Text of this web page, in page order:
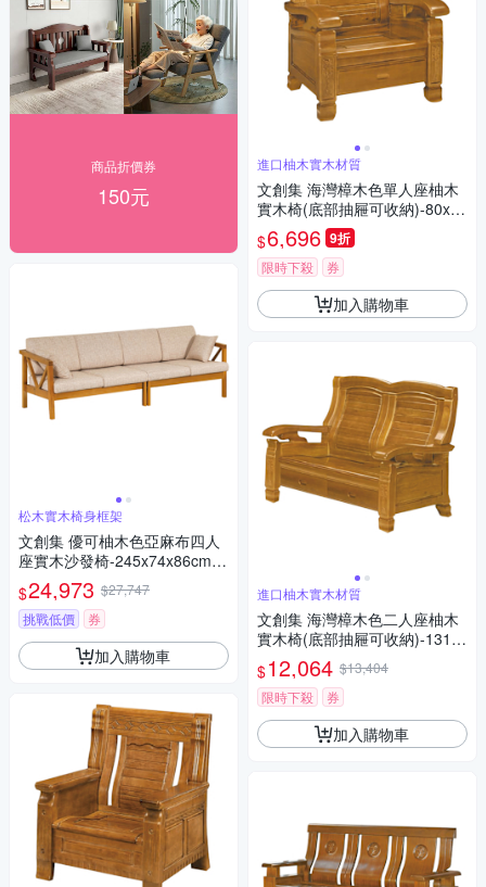
商品折價券
150元
松木實木椅身框架
文創集 優可柚木色亞麻布四人
座實木沙發椅-245x74x86cm免
組
$24,973 $27,747
挑戰低價
券
加入購物車
進口柚木實木材質
文創集 海灣樟木色單人座柚木
實木椅(底部抽屜可收納)-80x75
x97cm免組
$6,696 9折
限時下殺 券
加入購物車
進口柚木實木材質
文創集 海灣樟木色二人座柚木
實木椅(底部抽屜可收納)-131x7
5x97cm免組
$12,064 $13,404
限時下殺
券
加入購物車